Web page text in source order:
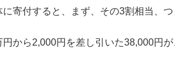
寄付すると、まず、その3割相当、
から2,000円を差し引いた38,000円